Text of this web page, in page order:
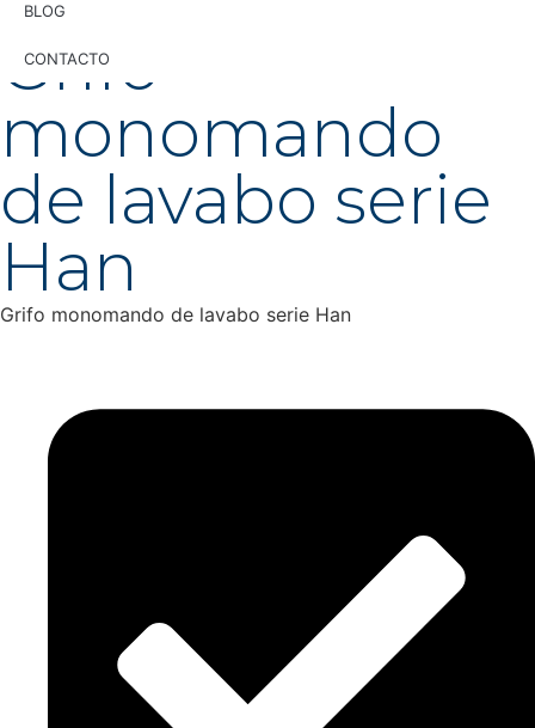
BLOG
CONTACTO
UG10064 /
Grifo
monomando
de lavabo serie
Han
Grifo monomando de lavabo serie Han